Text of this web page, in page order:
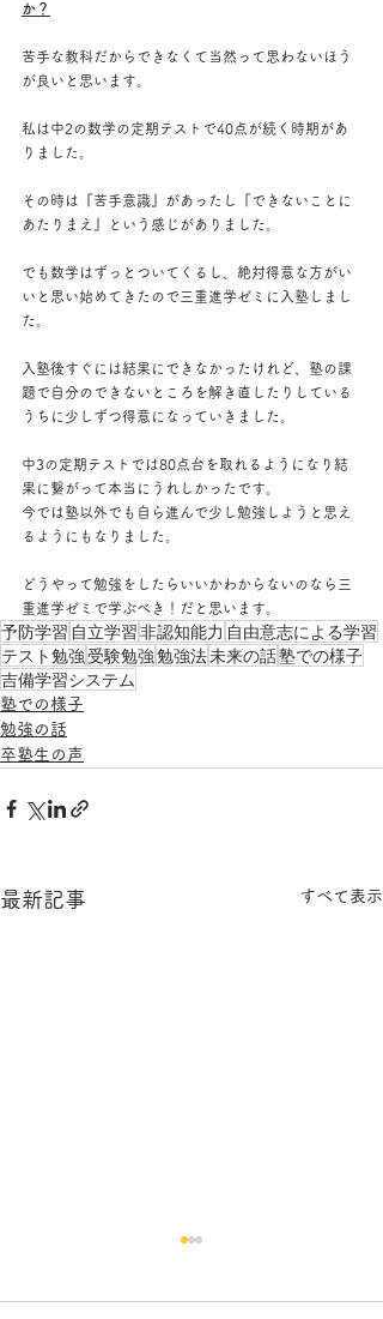
か？
苦手な教科だからできなくて当然って思わないほう
が良いと思います。
私は中2の数学の定期テストで40点が続く時期があ
りました。
その時は『苦手意識』があったし『できないことに
あたりまえ』という感じがありました。
でも数学はずっとついてくるし、絶対得意な方がい
いと思い始めてきたので三重進学ゼミに入塾しまし
た。
入塾後すぐには結果にできなかったけれど、塾の課
題で自分のできないところを解き直したりしている
うちに少しずつ得意になっていきました。
中3の定期テストでは80点台を取れるようになり結
果に繋がって本当にうれしかったです。
今では塾以外でも自ら進んで少し勉強しようと思え
るようにもなりました。
どうやって勉強をしたらいいかわからないのなら三
重進学ゼミで学ぶべき！だと思います。
予防学習 自立学習非認知能力 自由意志による学習
テスト勉強受験勉強勉強法未来の話塾での様子
吉備学習システム
塾での様子
勉強の話
卒塾生の声
最新記事 すべて表示